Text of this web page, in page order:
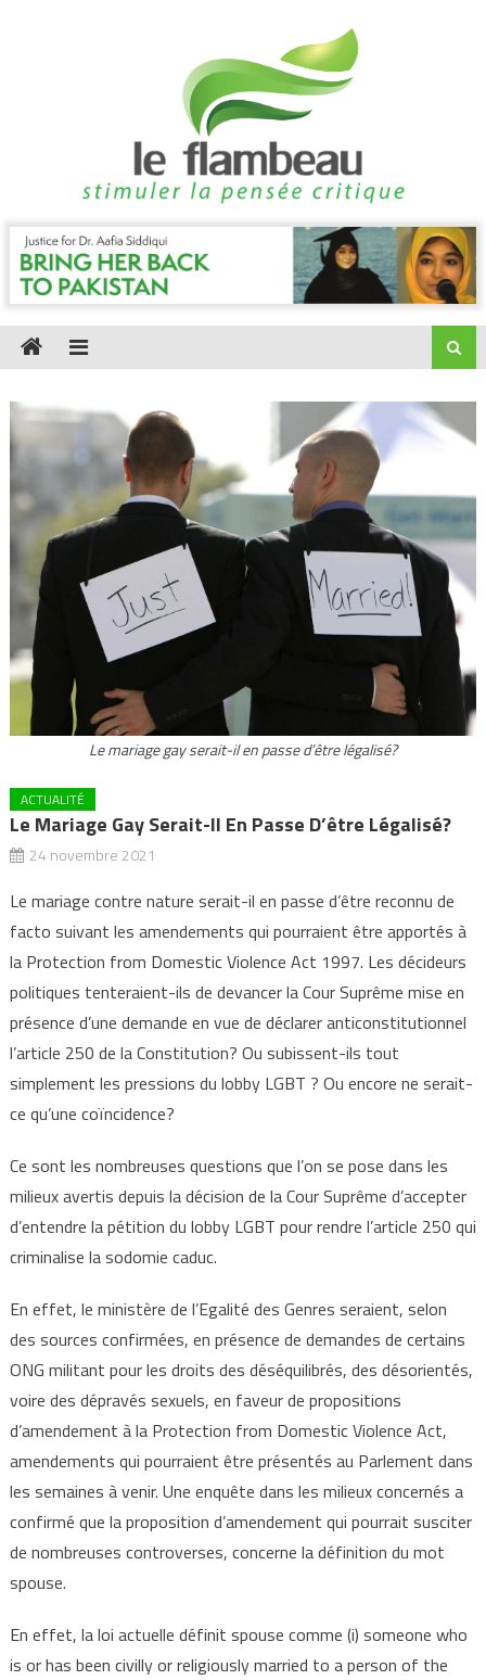
Le mariage gay serait-il en passe d’être légalisé?
ACTUALITÉ
Le Mariage Gay Serait-Il En Passe D’être Légalisé?
24 novembre 2021
Le mariage contre nature serait-il en passe d’être reconnu de
facto suivant les amendements qui pourraient être apportés à
la Protection from Domestic Violence Act 1997. Les décideurs
politiques tenteraient-ils de devancer la Cour Suprême mise en
présence d’une demande en vue de déclarer anticonstitutionnel
l’article 250 de la Constitution? Ou subissent-ils tout
simplement les pressions du lobby LGBT ? Ou encore ne serait-
ce qu’une coïncidence?
Ce sont les nombreuses questions que l’on se pose dans les
milieux avertis depuis la décision de la Cour Suprême d’accepter
d’entendre la pétition du lobby LGBT pour rendre l’article 250 qui
criminalise la sodomie caduc.
En effet, le ministère de l’Egalité des Genres seraient, selon
des sources confirmées, en présence de demandes de certains
ONG militant pour les droits des déséquilibrés, des désorientés,
voire des dépravés sexuels, en faveur de propositions
d’amendement à la Protection from Domestic Violence Act,
amendements qui pourraient être présentés au Parlement dans
les semaines à venir. Une enquête dans les milieux concernés a
confirmé que la proposition d’amendement qui pourrait susciter
de nombreuses controverses, concerne la définition du mot
spouse.
En effet, la loi actuelle définit spouse comme (i) someone who
is or has been civilly or religiously married to a person of the